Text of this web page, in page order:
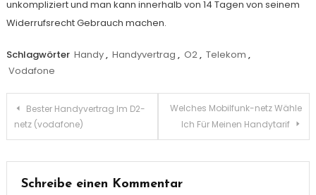
unkompliziert und man kann innerhalb von 14 Tagen von seinem
Widerrufsrecht Gebrauch machen.
Schlagwörter Handy, Handyvertrag , O2, Telekom ,
Vodafone
Beitragsnavigation
Bester Handyvertrag Im D2-
netz (vodafone)
Welches Mobilfunk-netz Wähle
Ich Für Meinen Handytarif
Schreibe einen Kommentar